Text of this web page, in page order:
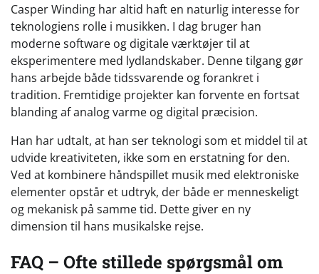
Casper Winding har altid haft en naturlig interesse for
teknologiens rolle i musikken. I dag bruger han
moderne software og digitale værktøjer til at
eksperimentere med lydlandskaber. Denne tilgang gør
hans arbejde både tidssvarende og forankret i
tradition. Fremtidige projekter kan forvente en fortsat
blanding af analog varme og digital præcision.
Han har udtalt, at han ser teknologi som et middel til at
udvide kreativiteten, ikke som en erstatning for den.
Ved at kombinere håndspillet musik med elektroniske
elementer opstår et udtryk, der både er menneskeligt
og mekanisk på samme tid. Dette giver en ny
dimension til hans musikalske rejse.
FAQ – Ofte stillede spørgsmål om